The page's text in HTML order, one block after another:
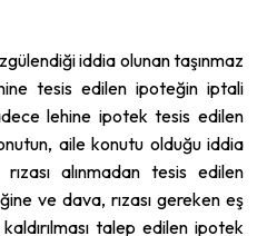
iddia olunan taşınmaz
tesis edilen ipoteğin iptali
lehine ipotek tesis edilen
aile konutu olduğu iddia
alınmadan tesis edilen
ve dava, rızası gereken eş
talep edilen ipotek